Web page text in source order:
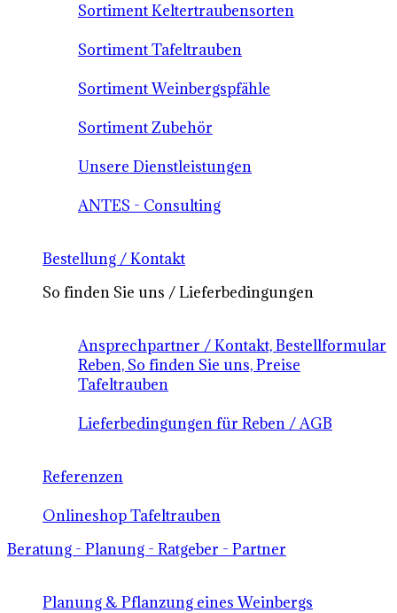
Sortiment Keltertraubensorten
Sortiment Tafeltrauben
Sortiment Weinbergspfähle
Sortiment Zubehör
Unsere Dienstleistungen
ANTES - Consulting
Bestellung / Kontakt
So finden Sie uns / Lieferbedingungen
Ansprechpartner / Kontakt, Bestellformular
Reben, So finden Sie uns, Preise
Tafeltrauben
Lieferbedingungen für Reben / AGB
Referenzen
Onlineshop Tafeltrauben
Beratung - Planung - Ratgeber - Partner
Planung & Pflanzung eines Weinbergs